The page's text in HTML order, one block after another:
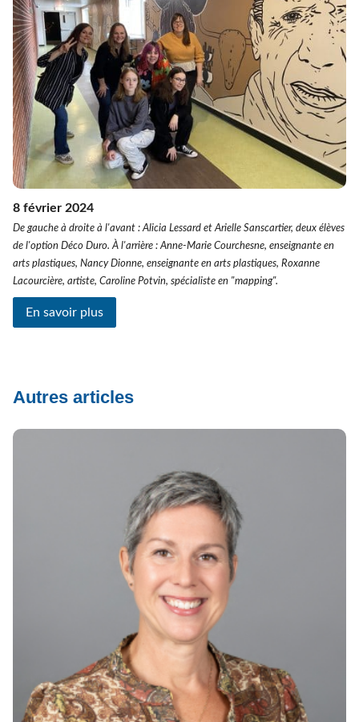
8 février 2024
De gauche à droite à l'avant : Alicia Lessard et Arielle Sanscartier, deux élèves
de l'option Déco Duro. À l'arrière : Anne-Marie Courchesne, enseignante en
arts plastiques, Nancy Dionne, enseignante en arts plastiques, Roxanne
Lacourcière, artiste, Caroline Potvin, spécialiste en "mapping".
En savoir plus
Autres articles